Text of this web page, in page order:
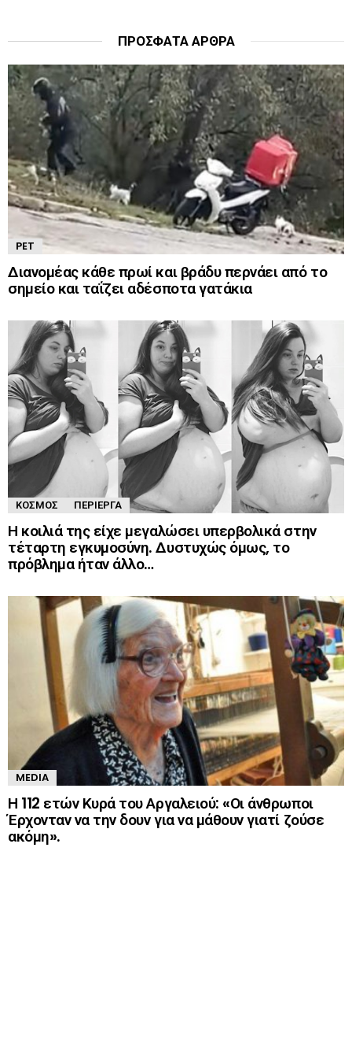
ΠΡΌΣΦΑΤΑ ΆΡΘΡΑ
PET
Διανομέας κάθε πρωί και βράδυ περνάει από το
σημείο και ταΐζει αδέσποτα γατάκια
ΚΌΣΜΟΣ ΠΕΡΊΕΡΓΑ
Η κοιλιά της είχε μεγαλώσει υπερβολικά στην
τέταρτη εγκυμοσύνη. Δυστυχώς όμως, το
πρόβλημα ήταν άλλο…
MEDIA
Η 112 ετών Κυρά του Αργαλειού: «Οι άνθρωποι
Έρχονταν να την δουν για να μάθουν γιατί ζούσε
ακόμη».